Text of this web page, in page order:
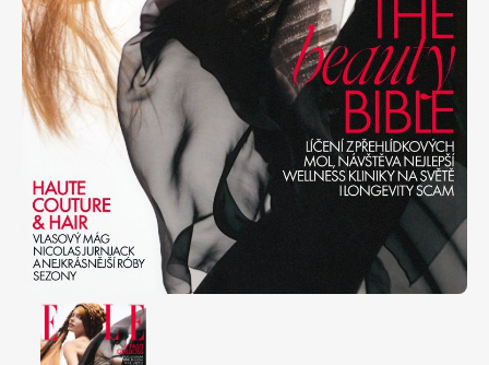
Apetit
Svět ženy
Marianne Bydlení
Marianne Venkov & styl